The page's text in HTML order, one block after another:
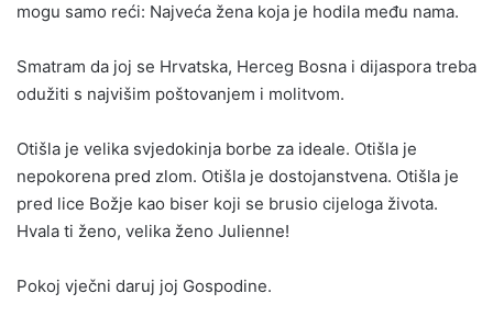
mogu samo reći: Najveća žena koja je hodila među nama.
Smatram da joj se Hrvatska, Herceg Bosna i dijaspora treba
odužiti s najvišim poštovanjem i molitvom.
Otišla je velika svjedokinja borbe za ideale. Otišla je
nepokorena pred zlom. Otišla je dostojanstvena. Otišla je
pred lice Božje kao biser koji se brusio cijeloga života.
Hvala ti ženo, velika ženo Julienne!
Pokoj vječni daruj joj Gospodine.